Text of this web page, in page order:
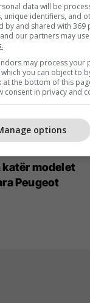
modelet
Peugeot
data will be
unique identifiers, and
by and shared with
our partners may
may process
you can object to
at the bottom of this
consent in privacy and
options